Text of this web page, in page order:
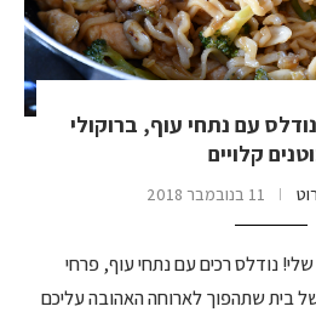
עם נתחי עוף, ברוקולי
קלויים
11 בנובמבר 2018
נודלס רכים עם נתחי עוף, פרחי
של בית שתהפוך לארוחה האהובה עליכם